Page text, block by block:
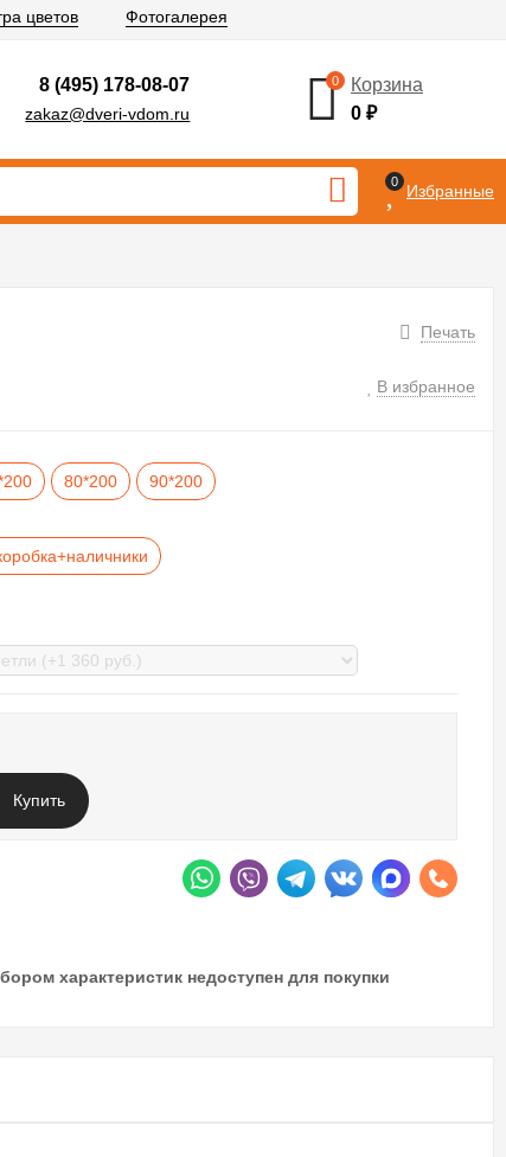
цветов Фотогалерея
8 (495) 178-08-07
zakaz@dveri-vdom.ru
0
Корзина
0₽
0 Избранные
Печать
В избранное
80*200 90*200
Купить
характеристик недоступен для покупки